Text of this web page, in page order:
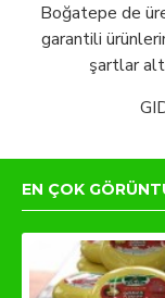
Boğatepe de
garantili
şartlar
EN ÇOK